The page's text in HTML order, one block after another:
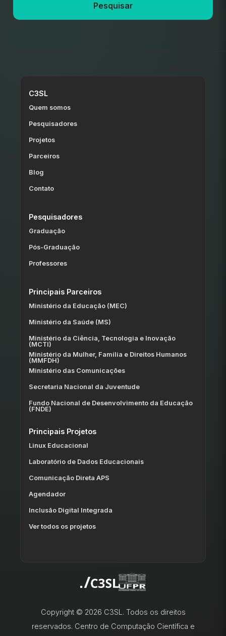
Pesquisar
C3SL
Quem somos
Pesquisadores
Projetos
Parceiros
Blog
Contato
Pesquisadores
Graduação
Pós-Graduação
Professores
Principais Parceiros
Ministério da Educação (MEC)
Ministério da Saúde (MS)
Ministério da Ciência, Tecnologia e Inovação
(MCTI)
Ministério da Mulher, Família e Direitos Humanos
(MMFDH)
Ministério das Comunicações
Secretaria Nacional da Juventude
Fundo Nacional de Desenvolvimento da Educação
(FNDE)
Principais Projetos
Linux Educacional
Laboratório de Dados Educacionais
Comunicação Direta APS
Agendador
Inclusão Digital Integrada
Ver todos os projetos
Copyright © 2026 C3SL. Todos os direitos
reservados. Centro de Computação Científica e